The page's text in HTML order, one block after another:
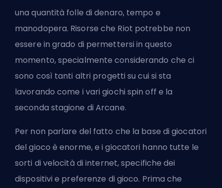
una quantità folle di denaro, tempo e
manodopera. Risorse che Riot potrebbe non
essere in grado di permettersi in questo
momento, specialmente considerando che ci
sono così tanti altri progetti su cui si sta
lavorando come i vari giochi spin off e la
seconda stagione di Arcane.
Per non parlare del fatto che la base di giocatori
del gioco è enorme, e i giocatori hanno tutte le
sorti di velocità di internet, specifiche dei
dispositivi e preferenze di gioco. Prima che